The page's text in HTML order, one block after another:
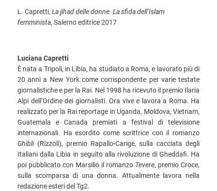
L. Capretti, La jihad delle donne. La sfida dell’Islam
femminista, Salerno editrice 2017
Luciana Capretti
È nata a Tripoli, in Libia, ha studiato a Roma, e lavorato più di
20 anni a New York come corrispondente per varie testate
giornalistiche e per la Rai. Nel 1998 ha ricevuto il premio Ilaria
Alpi dell’Ordine dei giornalisti. Ora vive e lavora a Roma. Ha
realizzato per la Rai reportage in Uganda, Moldova, Vietnam,
Guatemala e Canada premiati a festival di televisione
internazionali. Ha esordito come scrittrice con il romanzo
Ghibli(Rizzoli), premio Rapallo-Carige, sulla cacciata degli
Italiani dalla Libia in seguito alla rivoluzione di Gheddafi. Ha
poi pubblicato con Marsilio il romanzo Tevere, premio Croce,
sulla scomparsa di una donna. Attualmente lavora nella
redazione esteri del Tg2.